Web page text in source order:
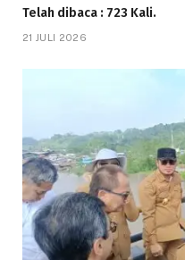
Telah dibaca : 723 Kali.
21 JULI 2026